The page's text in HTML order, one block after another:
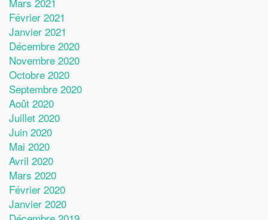
Février 2021
Janvier 2021
Décembre 2020
Novembre 2020
Octobre 2020
Septembre 2020
Août 2020
Juillet 2020
Juin 2020
Mai 2020
Avril 2020
Mars 2020
Février 2020
Janvier 2020